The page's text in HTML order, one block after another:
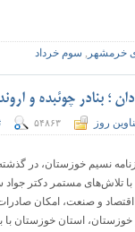
خرمشهر , سوم خرداد
؛ بنادر چوئبده و
روز ۵۴۸۶۳
نسیم خوزستان، در گذشته،
با تلاش‌های مستمر دکتر جواد
اقتصاد و صنعت، امکان
خوزستان، استان خوزستان